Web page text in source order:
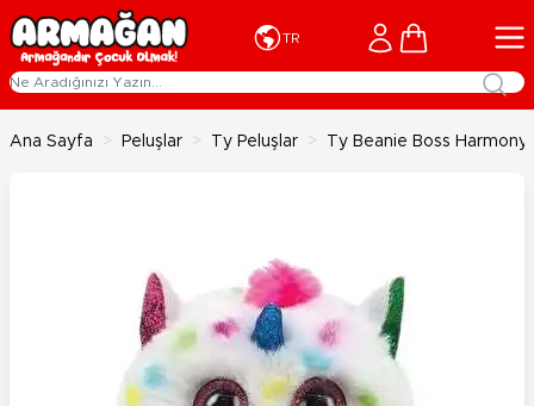
İçeriğe geç
TR Cart
Ana Sayfa > Peluşlar > Ty Peluşlar > Ty Beanie Boss